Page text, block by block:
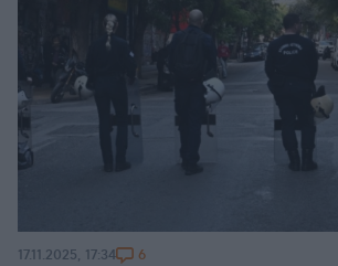
17.11.2025, 17:34 6